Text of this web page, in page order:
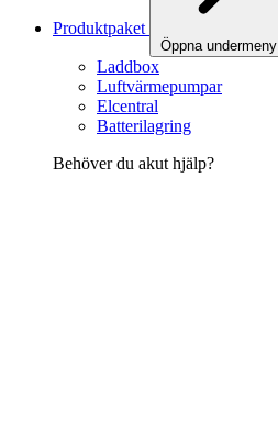
Produktpaket
Öppna undermeny
Laddbox
Luftvärmepumpar
Elcentral
Batterilagring
Behöver du akut hjälp?